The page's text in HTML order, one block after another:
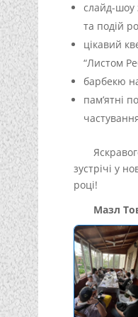
слайд-шоу
та подій
цікавий
“Листом
барбекю
пам’ятні
зустрічі у
році!
Мазл